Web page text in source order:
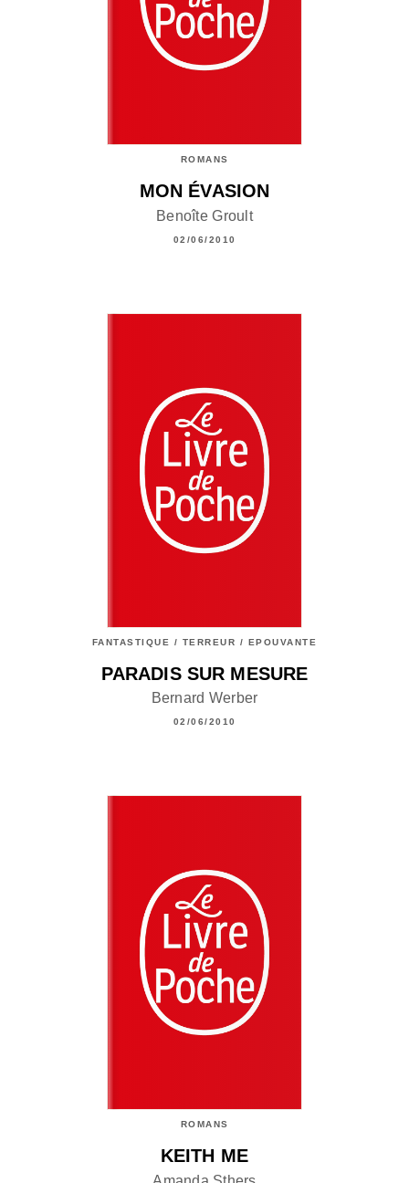
ROMANS
MON ÉVASION
Benoîte Groult
02/06/2010
FANTASTIQUE / TERREUR / EPOUVANTE
PARADIS SUR MESURE
Bernard Werber
02/06/2010
ROMANS
KEITH ME